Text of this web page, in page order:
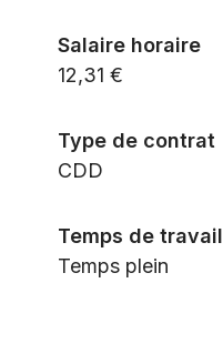
Salaire horaire
12,31 €
Type de contrat
CDD
Temps de travail
Temps plein